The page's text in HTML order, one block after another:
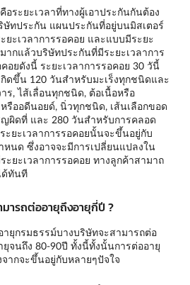
อระยะเวลาที่ทางผู้เอาประกันกันต้อง
ษัทประกัน แผนประกันที่อยู่บนมิสเตอร์
ะเวลาการรอคอย และแบบมีระยะ
ากแล้วบริษัทประกันที่มีระยะเวลาการ
อยดังนี้ ระยะเวลาการรอคอย 30 วันี้
กิดขึ้น 120 วันสำหรับมะเร็งทุกชนิดและ
ร, ไส้เลื่อนทุกชนิด, ต้อเนื้อหรือ
รืออดีนอยด์, นิ่วทุกชนิด, เส้นเลือกขอด
ญผิดที่ และ 280 วันสำหรับการคลอด
ะยะเวลาการรอคอยนั้นจะขึ้นอยู่กับ
นด ซึ่งอาจจะมีการเปลี่ยนแปลงใน
ยะเวลาการรอคอย ทางลูกค้าสามาถ
ด้ทันที
ารถต่ออายุถึงอายุกี่ปี ?
ยุกรมธรรม์บางบริษัทจะสามารถต่อ
จนถึง 80-90ปี ทั้งนี้ทั้งนั้นการต่ออายุ
ากจะขึ้นอยู่กับหลายๆปัจใจ